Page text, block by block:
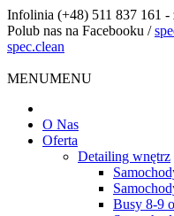
Infolinia (+48) 511 837 161
Polub nas na Facebooku /
spec.clean
MENUMENU
O Nas
Oferta
Detailing wnętrz
Busy 8-9